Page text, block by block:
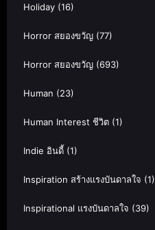
Holiday (16)
Horror สยองขวัญ (77)
Horror สยองขวัญ (693)
Human (23)
Human Interest ชีวิต (1)
Indie อินดี้ (1)
Inspiration สร้างแรงบันดาลใจ (1)
Inspirational แรงบันดาลใจ (39)